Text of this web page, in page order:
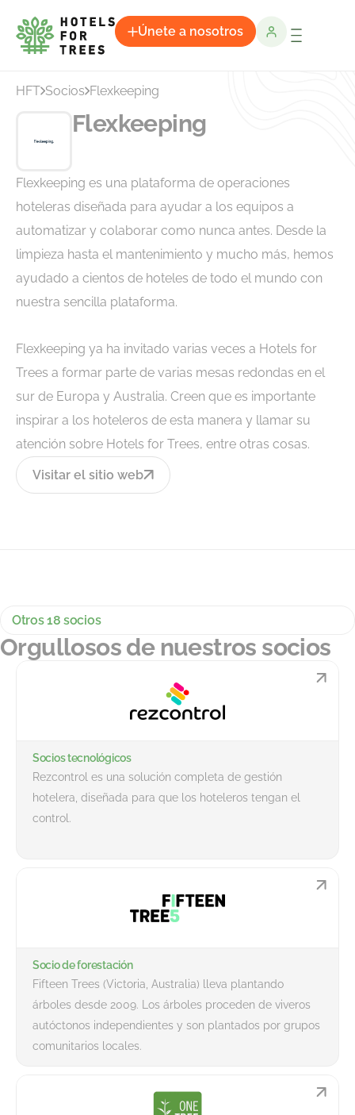
Únete a nosotros
HFT Socios Flexkeeping
Flexkeeping
Flexkeeping es una plataforma de operaciones
hoteleras diseñada para ayudar a los equipos a
automatizar y colaborar como nunca antes. Desde la
limpieza hasta el mantenimiento y mucho más, hemos
ayudado a cientos de hoteles de todo el mundo con
nuestra sencilla plataforma.
Flexkeeping ya ha invitado varias veces a Hotels for
Trees a formar parte de varias mesas redondas en el
sur de Europa y Australia. Creen que es importante
inspirar a los hoteleros de esta manera y llamar su
atención sobre Hotels for Trees, entre otras cosas.
Visitar el sitio web
Otros 18 socios
Orgullosos de nuestros socios
Socios tecnológicos
Rezcontrol es una solución completa de gestión
hotelera, diseñada para que los hoteleros tengan el
control.
Socio de forestación
Fifteen Trees (Victoria, Australia) lleva plantando
árboles desde 2009. Los árboles proceden de viveros
autóctonos independientes y son plantados por grupos
comunitarios locales.